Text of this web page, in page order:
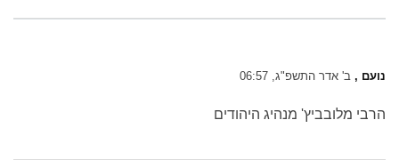
נועם , ב' אדר התשפ"ג, 06:57
הרבי מלובביץ' מנהיג היהודים